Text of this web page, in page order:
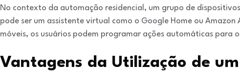
No contexto da automação residencial, um grupo de
pode ser um assistente virtual como o Google Home ou
móveis, os usuários podem programar ações automáticas para
Vantagens da Utilização de